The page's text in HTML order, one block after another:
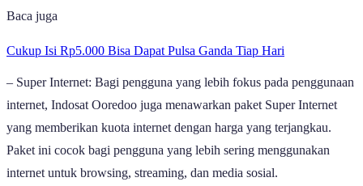
Baca juga
Cukup Isi Rp5.000 Bisa Dapat Pulsa Ganda Tiap Hari
– Super Internet: Bagi pengguna yang lebih fokus pada penggunaan
internet, Indosat Ooredoo juga menawarkan paket Super Internet
yang memberikan kuota internet dengan harga yang terjangkau.
Paket ini cocok bagi pengguna yang lebih sering menggunakan
internet untuk browsing, streaming, dan media sosial.